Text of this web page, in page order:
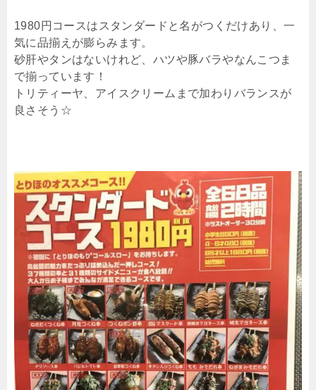
1980円コースはスタンダードと名がつくだけあり、一
気に品揃えが膨らみます。
砂肝やタンはないけれど、ハツや豚バラやなんこつま
で揃っています！
トリティーヤ、アイスクリームまで加わりバランスが
良さそう☆